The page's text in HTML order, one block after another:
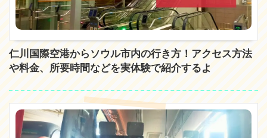
仁川国際空港からソウル市内の行き方！アクセス方法
や料金、所要時間などを実体験で紹介するよ